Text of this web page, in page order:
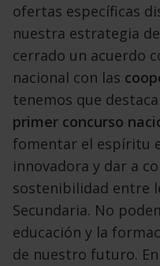
ofertas específicas
nuestra estrategia
cerrado un acuerdo
nacional con las
tenemos que
primer concurso
fomentar el espíritu
innovadora y dar a
sostenibilidad entre
Secundaria. No
educación y la
de nuestro futuro. En